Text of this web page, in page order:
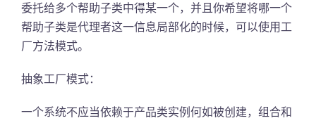
委托给多个帮助子类中得某一个，并且你希望将哪一个
帮助子类是代理者这一信息局部化的时候，可以使用工
厂方法模式。
抽象工厂模式：
一个系统不应当依赖于产品类实例何如被创建，组合和